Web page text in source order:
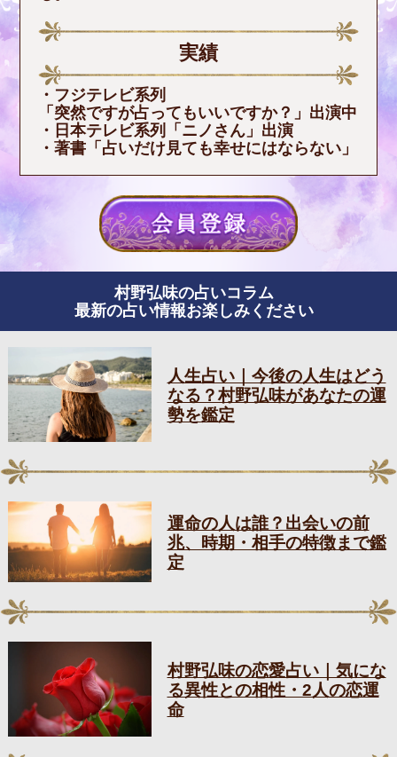
実績
・フジテレビ系列
「突然ですが占ってもいいですか？」出演中
・日本テレビ系列「ニノさん」出演
・著書「占いだけ見ても幸せにはならない」
村野弘味の占いコラム
最新の占い情報お楽しみください
人生占い｜今後の人生はどう
なる？村野弘味があなたの運
勢を鑑定
運命の人は誰？出会いの前
兆、時期・相手の特徴まで鑑
定
村野弘味の恋愛占い｜気にな
る異性との相性・2人の恋運
命